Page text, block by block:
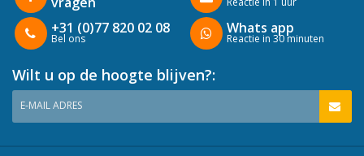
+31 (0)77 820 02 08
Bel ons
Whats app
Reactie in 30 minuten
Wilt u op de hoogte blijven?:
E-MAIL ADRES